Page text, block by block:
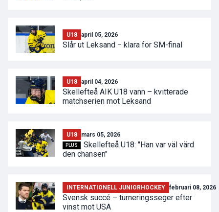
U18 april 05, 2026
Slår ut Leksand − klara för SM-final
U18 april 04, 2026
Skellefteå AIK U18 vann – kvitterade
matchserien mot Leksand
U18 mars 05, 2026
PLUS
Skellefteå U18: "Han var väl värd
den chansen"
INTERNATIONELL JUNIORHOCKEY februari 08, 2026
Svensk succé – turneringsseger efter
vinst mot USA